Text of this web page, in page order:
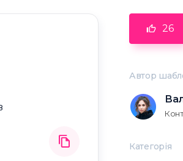
26
Автор
Категорія